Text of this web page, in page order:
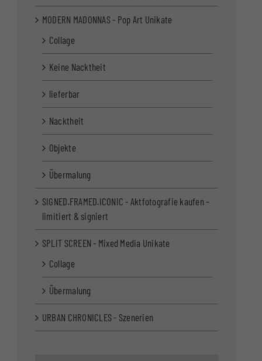
MODERN MADONNAS - Pop Art Unikate
Collage
Keine Nacktheit
lieferbar
Nacktheit
Objekte
Übermalung
SIGNED.FRAMED.ICONIC - Aktfotografie kaufen –
limitiert & signiert
SPLIT SCREEN - Mixed Media Unikate
Collage
Übermalung
URBAN CHRONICLES - Szenerien